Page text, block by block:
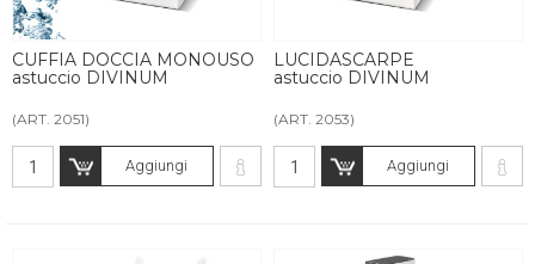
CUFFIA DOCCIA MONOUSO
astuccio DIVINUM
(ART. 2051)
Aggiungi
LUCIDASCARPE
astuccio DIVINUM
(ART. 2053)
Aggiungi